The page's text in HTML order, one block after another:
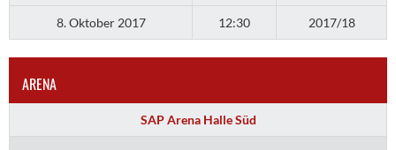
8. Oktober 2017 12:30 2017/18
ARENA
SAP Arena Halle Süd